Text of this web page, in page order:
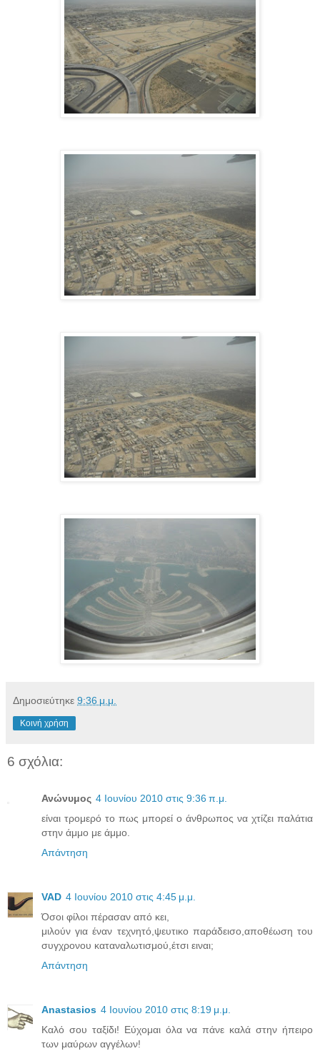
Δημοσιεύτηκε 9:36 μ.μ.
Κοινή χρήση
6 σχόλια:
Ανώνυμος 4 Ιουνίου 2010 στις 9:36 π.μ.
είναι τρομερό το πως μπορεί ο άνθρωπος να χτίζει παλάτια
στην άμμο με άμμο.
Απάντηση
VAD 4 Ιουνίου 2010 στις 4:45 μ.μ.
Όσοι φίλοι πέρασαν από κει,
μιλούν για έναν τεχνητό,ψευτικο παράδεισο,αποθέωση του
συγχρονου καταναλωτισμού,έτσι ειναι;
Απάντηση
Anastasios 4 Ιουνίου 2010 στις 8:19 μ.μ.
Καλό σου ταξίδι! Εύχομαι όλα να πάνε καλά στην ήπειρο
των μαύρων αγγέλων!